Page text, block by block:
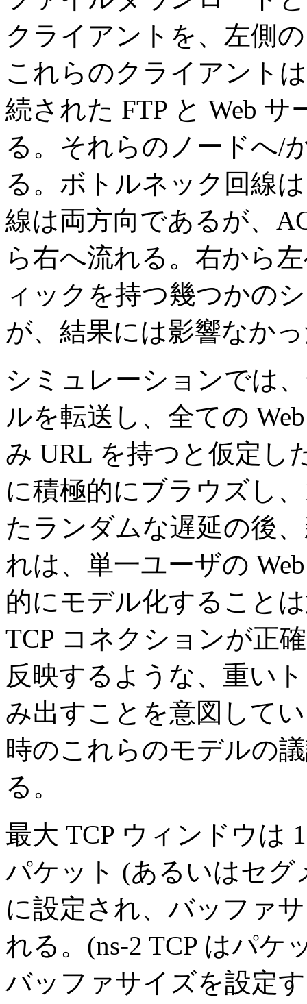
クライアントを、左側
これらのクライアント
続された FTP と Web
る。それらのノードへ/
る。ボトルネック回線
線は両方向であるが、
ら右へ流れる。右から
ィックを持つ幾つかの
が、結果には影響なか
シミュレーションでは
ルを転送し、全ての
み URL を持つと仮定し
に積極的にブラウズし
たランダムな遅延の後
れは、単一ユーザの
的にモデル化すること
TCP コネクションが正
反映するような、重い
み出すことを意図して
時のこれらのモデルの
る。
最大 TCP ウィンドウは
パケット (あるいはセグ
に設定され、バッファ
れる。(ns-2 TCP はパ
バッファサイズを設定